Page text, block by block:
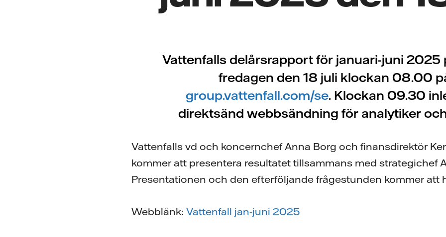
Vattenfalls delårsrapport för januari-juni 2025
fredagen den 18 juli klockan 08.00
group.vattenfall.com/se. Klockan 09.30
direktsänd webbsändning för analytiker
Vattenfalls vd och koncernchef Anna Borg och finansdirektör
kommer att presentera resultatet tillsammans med strategichef
Presentationen och den efterföljande frågestunden kommer att
Webblänk: Vattenfall jan-juni 2025